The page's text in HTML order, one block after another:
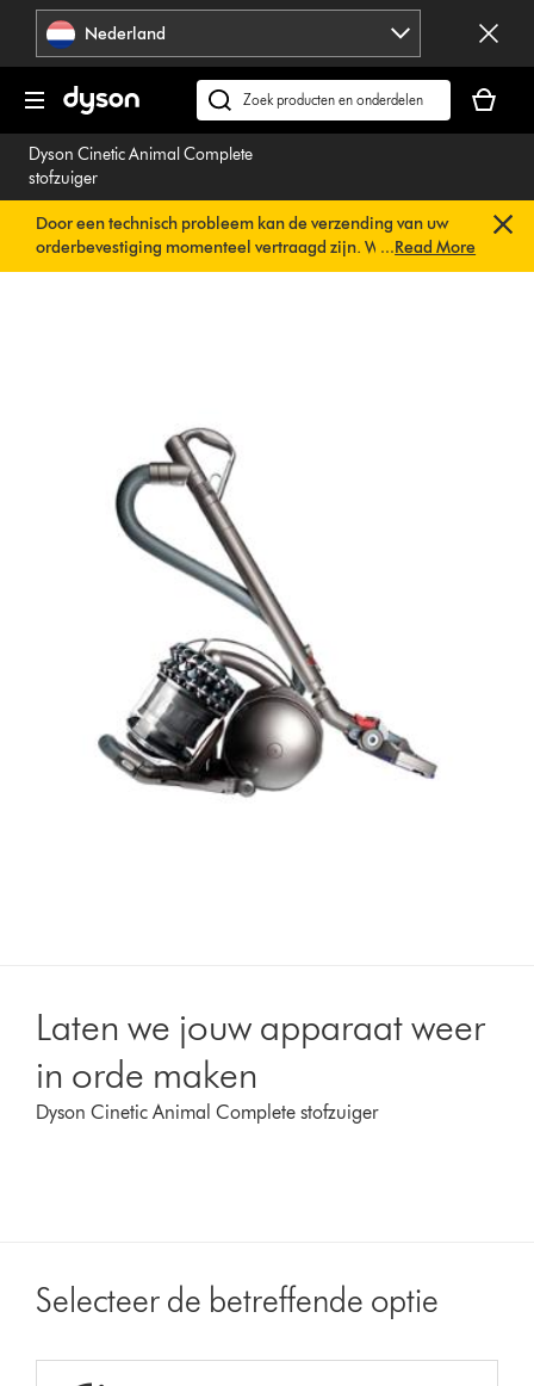
Navigatie
overslaan
Nederland
Zoek
op
dyson.nl
is
Dyson Cinetic Animal Complete
stofzuiger
Door een technisch probleem kan de verzending van uw
orderbevestiging momenteel vertraagd zijn. We werken al
aan een snelle oplossing.U hoeft verder niets te doen. Uw
...Read More
Laten we jouw apparaat weer
in orde maken
Dyson Cinetic Animal Complete stofzuiger
Selecteer de betreffende optie